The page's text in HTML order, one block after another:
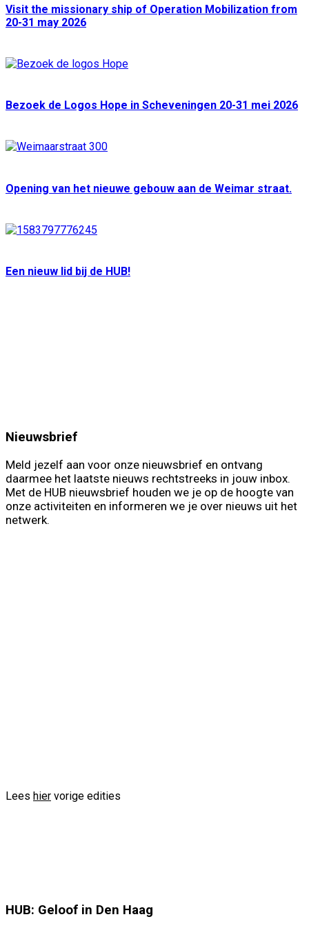
Visit the missionary ship of Operation Mobilization from
20-31 may 2026
Bezoek de Logos Hope in Scheveningen 20-31 mei 2026
Opening van het nieuwe gebouw aan de Weimar straat.
Een nieuw lid bij de HUB!
Nieuwsbrief
Meld jezelf aan voor onze nieuwsbrief en ontvang
daarmee het laatste nieuws rechtstreeks in jouw inbox.
Met de HUB nieuwsbrief houden we je op de hoogte van
onze activiteiten en informeren we je over nieuws uit het
netwerk.
Lees hier vorige edities
HUB: Geloof in Den Haag